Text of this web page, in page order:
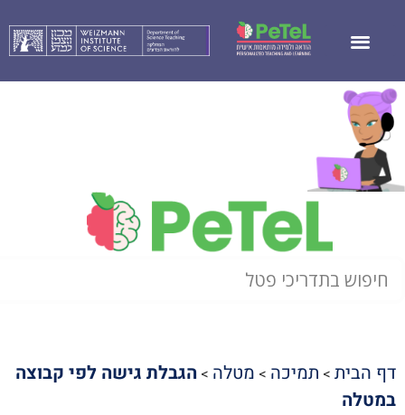
דף הבית>תמיכה>מטלה>הגבלת גישה לפי קבוצה
במטלה